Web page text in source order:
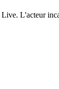
L'acteur